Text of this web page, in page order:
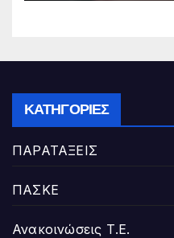
ΚΑΤΗΓΟΡΊΕΣ
ΠΑΡΑΤΑΞΕΙΣ
ΠΑΣΚΕ
Ανακοινώσεις Τ.Ε.